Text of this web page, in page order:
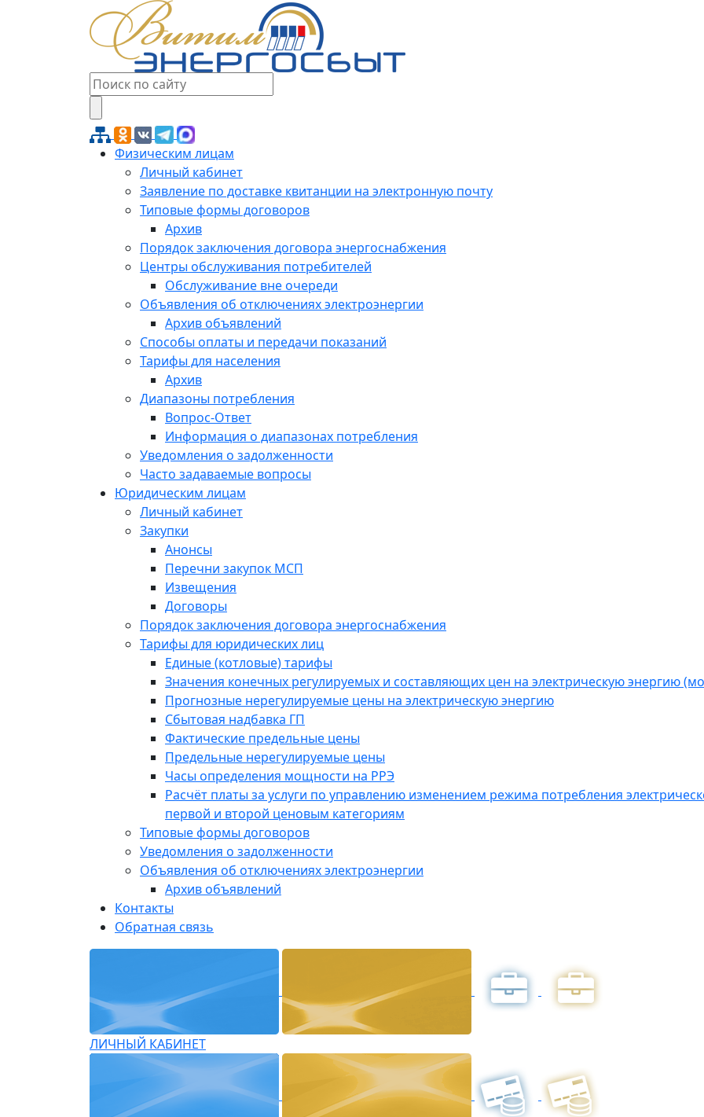
Физическим лицам
Личный кабинет
Заявление по доставке квитанции на электронную почту
Типовые формы договоров
Архив
Порядок заключения договора энергоснабжения
Центры обслуживания потребителей
Обслуживание вне очереди
Объявления об отключениях электроэнергии
Архив объявлений
Способы оплаты и передачи показаний
Тарифы для населения
Архив
Диапазоны потребления
Вопрос-Ответ
Информация о диапазонах потребления
Уведомления о задолженности
Часто задаваемые вопросы
Юридическим лицам
Личный кабинет
Закупки
Анонсы
Перечни закупок МСП
Извещения
Договоры
Порядок заключения договора энергоснабжения
Тарифы для юридических лиц
Единые (котловые) тарифы
Значения конечных регулируемых и составляющих цен на электрическую энергию
Прогнозные нерегулируемые цены на электрическую энергию
Сбытовая надбавка ГП
Фактические предельные цены
Предельные нерегулируемые цены
Часы определения мощности на РРЭ
Расчёт платы за услуги по управлению изменением режима потребления
первой и второй ценовым категориям
Типовые формы договоров
Уведомления о задолженности
Объявления об отключениях электроэнергии
Архив объявлений
Контакты
Обратная связь
ЛИЧНЫЙ КАБИНЕТ